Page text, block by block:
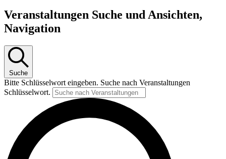
Veranstaltungen
Veranstaltungen Suche und Ansichten,
Navigation
Suche
Bitte Schlüsselwort eingeben. Suche nach Veranstaltungen
Schlüsselwort.